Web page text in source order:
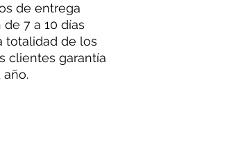
de entrega
7 a 10 días
totalidad de los
clientes garantía
año.